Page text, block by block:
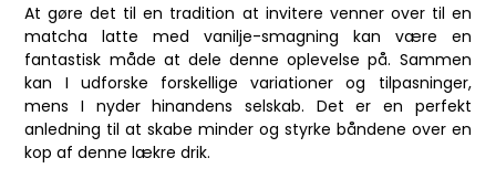
At gøre det til en tradition at invitere venner over til en
matcha latte med vanilje-smagning kan være en
fantastisk måde at dele denne oplevelse på. Sammen
kan I udforske forskellige variationer og tilpasninger,
mens I nyder hinandens selskab. Det er en perfekt
anledning til at skabe minder og styrke båndene over en
kop af denne lækre drik.